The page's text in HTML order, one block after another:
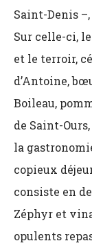
Saint-Denis
Sur celle-ci,
et le terroir,
d’Antoine,
Boileau,
de Saint-
la
copieux
consiste en
Zéphyr et
opulents